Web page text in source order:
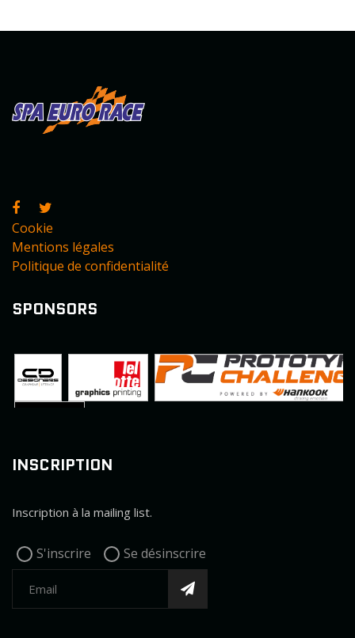
Cookie
Mentions légales
Politique de confidentialité
SPONSORS
INSCRIPTION
Inscription à la mailing list.
S'inscrire Se désinscrire